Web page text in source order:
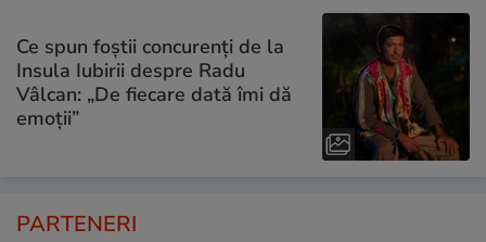
Ce spun foștii concurenți de la
Insula Iubirii despre Radu
Vâlcan: „De fiecare dată îmi dă
emoții”
PARTENERI